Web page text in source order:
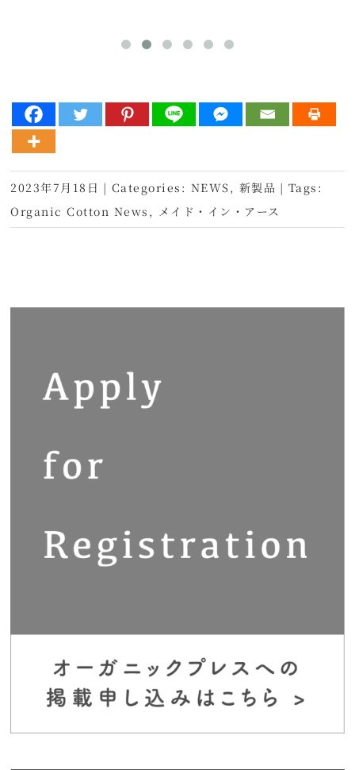
2023年7月18日 | Categories: NEWS, 新製品 | Tags:
Organic Cotton News , メイド・イン・アース